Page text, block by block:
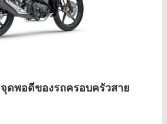
ดพอดีของรถครอบครัวสาย